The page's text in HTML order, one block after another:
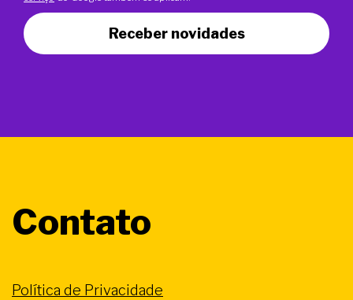
Receber novidades
Contato
Política de Privacidade